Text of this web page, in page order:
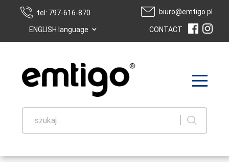
tel: 797-616-870 biuro@emtigo.pl
ENGLISH language ⌄ CONTACT
szukaj...